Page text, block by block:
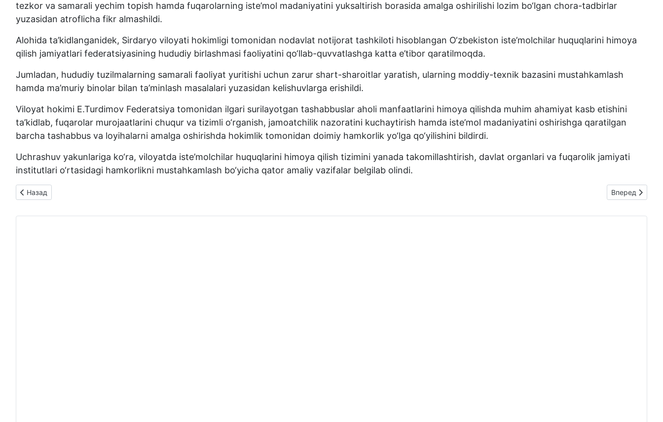
tezkor va samarali yechim topish hamda fuqarolarning iste’mol madaniyatini yuksaltirish borasida amalga oshirilishi lozim bo‘lgan chora-tadbirlar
yuzasidan atroflicha fikr almashildi.
Alohida ta’kidlanganidek, Sirdaryo viloyati hokimligi tomonidan nodavlat notijorat tashkiloti hisoblangan O‘zbekiston iste’molchilar huquqlarini himoya
qilish jamiyatlari federatsiyasining hududiy birlashmasi faoliyatini qo‘llab-quvvatlashga katta e’tibor qaratilmoqda.
Jumladan, hududiy tuzilmalarning samarali faoliyat yuritishi uchun zarur shart-sharoitlar yaratish, ularning moddiy-texnik bazasini mustahkamlash
hamda ma’muriy binolar bilan ta’minlash masalalari yuzasidan kelishuvlarga erishildi.
Viloyat hokimi E.Turdimov Federatsiya tomonidan ilgari surilayotgan tashabbuslar aholi manfaatlarini himoya qilishda muhim ahamiyat kasb etishini
ta’kidlab, fuqarolar murojaatlarini chuqur va tizimli o‘rganish, jamoatchilik nazoratini kuchaytirish hamda iste’mol madaniyatini oshirishga qaratilgan
barcha tashabbus va loyihalarni amalga oshirishda hokimlik tomonidan doimiy hamkorlik yo‘lga qo‘yilishini bildirdi.
Uchrashuv yakunlariga ko‘ra, viloyatda iste’molchilar huquqlarini himoya qilish tizimini yanada takomillashtirish, davlat organlari va fuqarolik jamiyati
institutlari o‘rtasidagi hamkorlikni mustahkamlash bo‘yicha qator amaliy vazifalar belgilab olindi.
Предыдущий: OAV biz haqimizda: Farg‘ona shahri
Назад Следующий:
Вперед